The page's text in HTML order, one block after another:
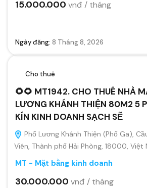
15.000.000 vnđ / tháng
Ngày đăng: 8 Tháng 8, 2026
Cho thuê
🌻🌻 MT1942. CHO THUÊ NHÀ
LƯƠNG KHÁNH THIỆN 80M2 5
KÍN KINH DOANH SẠCH SẼ
Phố Lương Khánh Thiện (Phố Ga),
Viên, Thành phố Hải Phòng, 18000, Việt
MT - Mặt bằng kinh doanh
30.000.000 vnđ / tháng